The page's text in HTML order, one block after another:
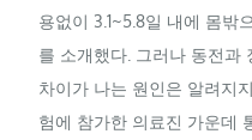
용없이 3.1~5.8일 내에 몸밖
를 소개했다. 그러나 동전과
차이가 나는 원인은 알려지
험에 참가한 의료진 가운데